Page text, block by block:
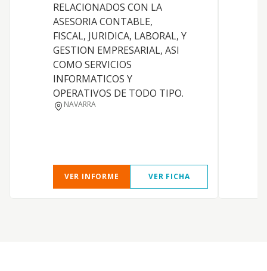
RELACIONADOS CON LA
ASESORIA CONTABLE,
FISCAL, JURIDICA, LABORAL, Y
GESTION EMPRESARIAL, ASI
COMO SERVICIOS
INFORMATICOS Y
OPERATIVOS DE TODO TIPO.
NAVARRA
VER INFORME VER FICHA